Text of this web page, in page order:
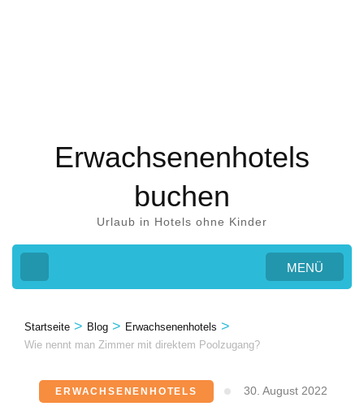
Erwachsenenhotels
buchen
Urlaub in Hotels ohne Kinder
MENÜ
Startseite > Blog > Erwachsenenhotels >
Wie nennt man Zimmer mit direktem Poolzugang?
ERWACHSENENHOTELS 30. August 2022